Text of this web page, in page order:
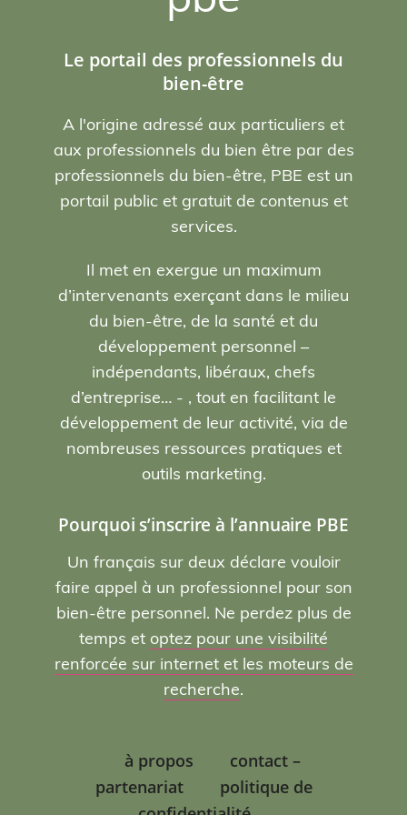
Le portail des professionnels du
bien-être
A l'origine adressé aux particuliers et
aux professionnels du bien être par des
professionnels du bien-être, PBE est un
portail public et gratuit de contenus et
services.
Il met en exergue un maximum
d’intervenants exerçant dans le milieu
du bien-être, de la santé et du
développement personnel –
indépendants, libéraux, chefs
d’entreprise… - , tout en facilitant le
développement de leur activité, via de
nombreuses ressources pratiques et
outils marketing.
Pourquoi s’inscrire à l’annuaire PBE
Un français sur deux déclare vouloir
faire appel à un professionnel pour son
bien-être personnel. Ne perdez plus de
temps et optez pour une visibilité
renforcée sur internet et les moteurs de
recherche.
à propos
contact –
partenariat
politique de